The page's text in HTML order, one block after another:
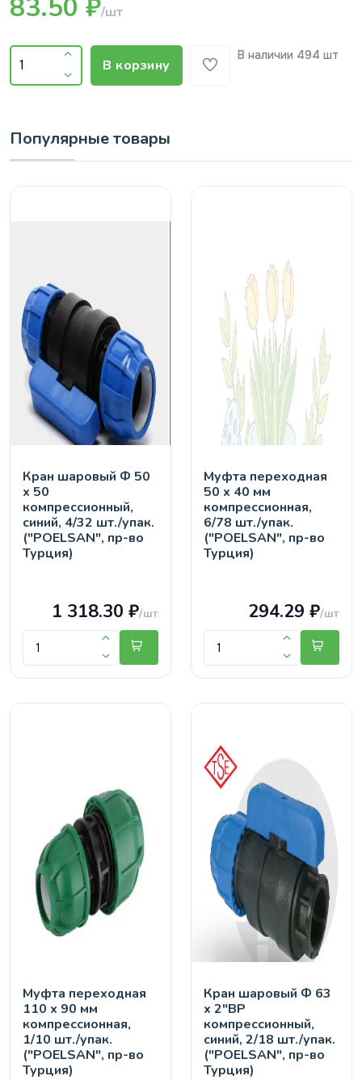
83.50 ₽/шт
В корзину
В наличии 494 шт
Популярные товары
Кран шaровый Ф 50
х 50
компрессионный,
синий, 4/32 шт./упак.
("POELSAN", пр-во
Турция)
1 318.30 ₽/шт
Муфта переходная
50 х 40 мм
компрессионная,
6/78 шт./упак.
("POELSAN", пр-во
Турция)
294.29 ₽/шт
Муфта переходная
110 х 90 мм
компрессионная,
1/10 шт./упак.
("POELSAN", пр-во
Турция)
Кран шaровый Ф 63
х 2"ВР
компрессионный,
синий, 2/18 шт./упак.
("POELSAN", пр-во
Турция)